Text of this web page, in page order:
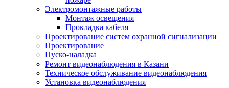
Электромонтажные работы
Монтаж освещения
Прокладка кабеля
Проектирование систем охранной сигнализации
Проектирование
Пуско-наладка
Ремонт видеонаблюдения в Казани
Техническое обслуживание видеонаблюдения
Установка видеонаблюдения